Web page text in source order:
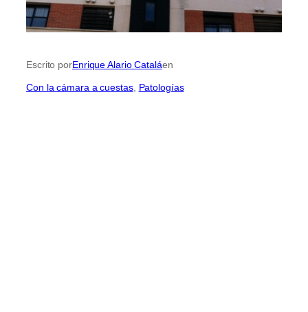
Escrito porEnrique Alario Cataláen
Con la cámara a cuestas, Patologías